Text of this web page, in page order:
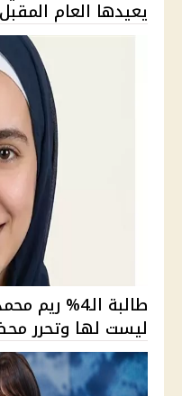
يعيدها العام
طالبة الـ4%
ليست لها وتحرر